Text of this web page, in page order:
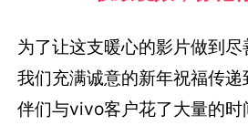
为了让这支暖心的影片做到
我们充满诚意的新年祝福传
伴们与vivo客户花了大量的时